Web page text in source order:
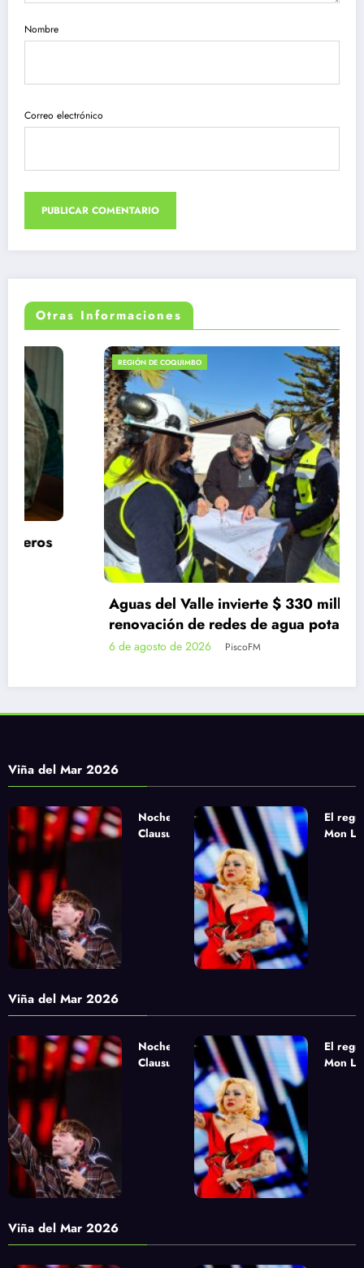
Nombre
Correo electrónico
Otras Informaciones
REGIÓN DE COQUIMBO
Aguas del Valle invierte $ 330 millones en
renovación de redes de agua potable en
Guanaqueros
6 de agosto de 2026 PiscoFM
Viña del Mar 2026
Noche de
Clausura
urbana con
Paulo Londra,
Pablo Chill E
El
Mon
Viña del Mar 2026
Noche de
Clausura
urbana con
Paulo Londra,
Pablo Chill E
El
Mon
Viña del Mar 2026